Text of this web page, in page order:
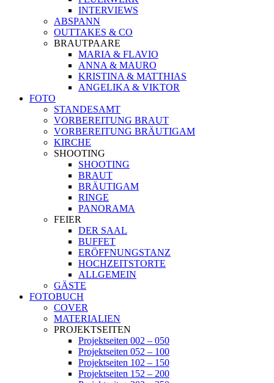
INTERVIEWS
ABSPANN
OUTTAKES & CO
BRAUTPAARE
MARIA & FLAVIO
ANNA & MAURO
KRISTINA & MATTHIAS
ANGELIKA & VIKTOR
FOTO
STANDESAMT
VORBEREITUNG BRAUT
VORBEREITUNG BRÄUTIGAM
KIRCHE
SHOOTING
SHOOTING
BRAUT
BRÄUTIGAM
RINGE
PANORAMA
FEIER
DER SAAL
BUFFET
ERÖFFNUNGSTANZ
HOCHZEITSTORTE
ALLGEMEIN
GÄSTE
FOTOBUCH
COVER
MATERIALIEN
PROJEKTSEITEN
Projektseiten 002 – 050
Projektseiten 052 – 100
Projektseiten 102 – 150
Projektseiten 152 – 200